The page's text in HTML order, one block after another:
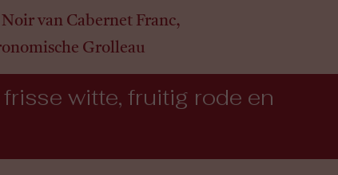
van Cabernet Franc,
Grolleau
witte, fruitig rode en